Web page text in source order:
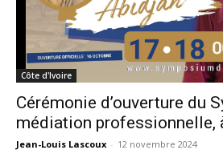
Côte d'Ivoire
Cérémonie d’ouverture du
médiation professionnelle,
Jean-Louis Lascoux - 12 novembre 2024